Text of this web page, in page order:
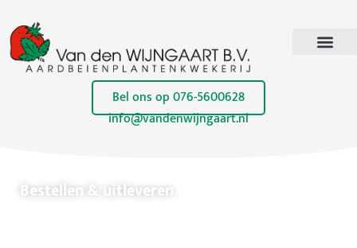
Bel ons op 076-5600628
info@vandenwijngaart.nl
Bestellen & uitleveren